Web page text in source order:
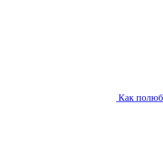
Как